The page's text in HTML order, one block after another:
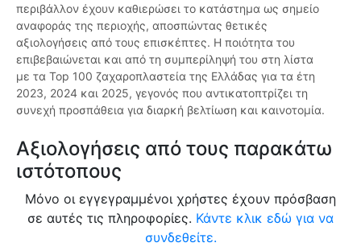
περιβάλλον έχουν καθιερώσει το κατάστημα ως σημείο
αναφοράς της περιοχής, αποσπώντας θετικές
αξιολογήσεις από τους επισκέπτες. Η ποιότητα του
επιβεβαιώνεται και από τη συμπερίληψή του στη λίστα
με τα Top 100 ζαχαροπλαστεία της Ελλάδας για τα έτη
2023, 2024 και 2025, γεγονός που αντικατοπτρίζει τη
συνεχή προσπάθεια για διαρκή βελτίωση και καινοτομία.
Αξιολογήσεις από τους παρακάτω
ιστότοπους
Μόνο οι εγγεγραμμένοι χρήστες έχουν πρόσβαση
σε αυτές τις πληροφορίες. Κάντε κλικ εδώ για να
συνδεθείτε.